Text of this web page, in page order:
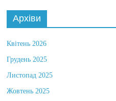
Архіви
Квітень 2026
Грудень 2025
Листопад 2025
Жовтень 2025